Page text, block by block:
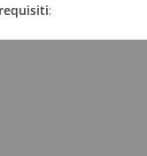
requisiti: